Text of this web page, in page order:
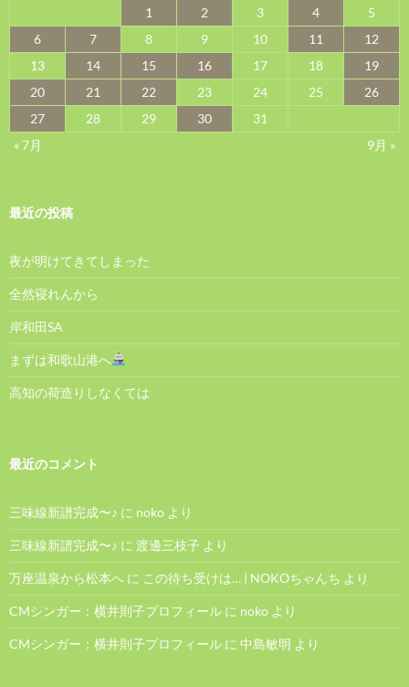
1 2 3 4
5
6
7 8 9 10 11
12
13
14 15 16 17 18
19
20
21 22 23 24 25
26
27
28 29 30
31
« 7月
9月 »
最近の投稿
夜が明けてきてしまった
全然寝れんから
岸和田SA
まずは和歌山港へ
高知の荷造りしなくては
最近のコメント
三味線新譜完成〜♪ に noko より
三味線新譜完成〜♪ に 渡邊三枝子 より
万座温泉から松本へ に この待ち受けは… | NOKOちゃんち より
CMシンガー：横井則子プロフィール に noko より
CMシンガー：横井則子プロフィール に 中島敏明 より